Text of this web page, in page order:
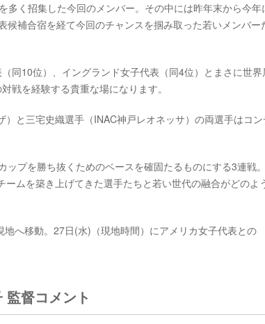
く招集した今回のメンバー。その中には昨年末から今年
補合宿を経て今回のチャンスを掴み取った若いメンバー
同10位）、イングランド女子代表（同4位）とまさに世界
戦を経験する貴重な場になります。
と三宅史織選手（INAC神戸レオネッサ）の両選手はコン
プを勝ち抜くためのベースを確固たるものにする3連戦
ムを築き上げてきた選手たちと若い世代の融合がどのよ
へ移動。27日(水)（現地時間）にアメリカ女子代表との
督コメント